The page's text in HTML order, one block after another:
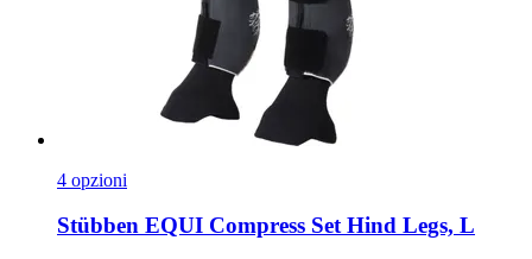
4 opzioni
Stübben EQUI Compress Set Hind Legs, L